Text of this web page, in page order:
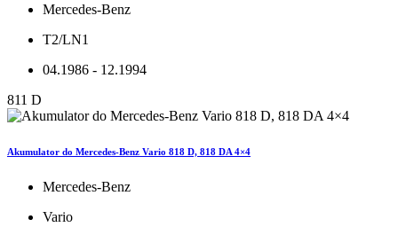
Mercedes-Benz
T2/LN1
04.1986 - 12.1994
811 D
Akumulator do Mercedes-Benz Vario 818 D, 818 DA 4×4
Mercedes-Benz
Vario